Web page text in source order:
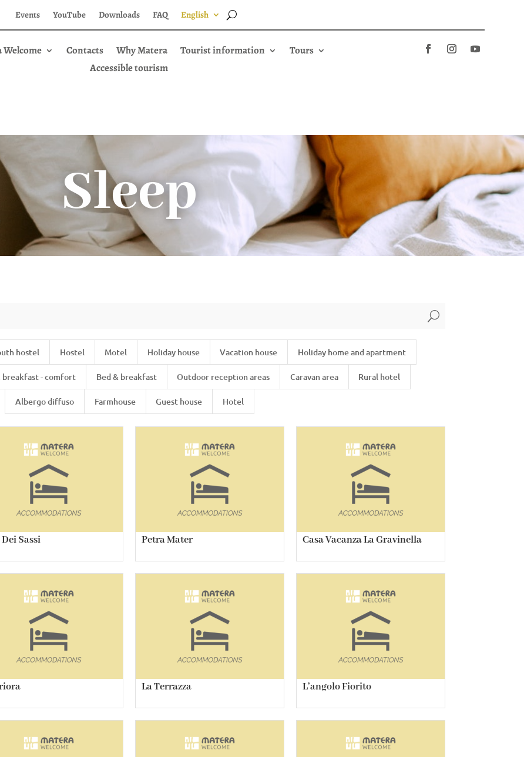
Events YouTube Downloads FAQ English
Welcome Contacts Why Matera Tourist information
Tours
Accessible tourism
Sleep
U
hostel Hostel Motel Holiday house Vacation house Holiday home and apartment
breakfast - comfort Bed & breakfast Outdoor reception areas Caravan area Rural hotel
Albergo diffuso Farmhouse Guest house Hotel
Sassi Petra Mater Casa Vacanza La Gravinella
La Terrazza L’angolo Fiorito